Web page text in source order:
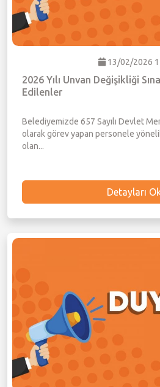
13/02/2026
2026 Yılı Unvan Değişikliği
Edilenler
Belediyemizde 657 Sayılı Devlet
olarak görev yapan personele
olan...
Detayları